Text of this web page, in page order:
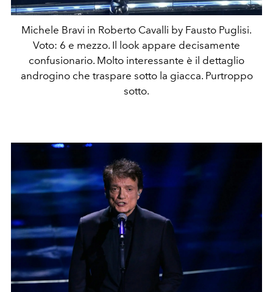
Michele Bravi in Roberto Cavalli by Fausto Puglisi.
Voto: 6 e mezzo. Il look appare decisamente
confusionario. Molto interessante è il dettaglio
androgino che traspare sotto la giacca. Purtroppo
sotto.